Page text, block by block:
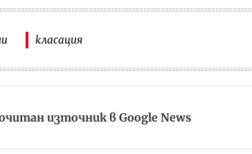
класация
източник в Google News